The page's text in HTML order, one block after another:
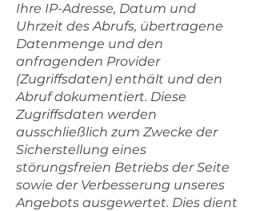
Ihre IP-Adresse, Datum und
Uhrzeit des Abrufs, übertragene
Datenmenge und den
anfragenden Provider
(Zugriffsdaten) enthält und den
Abruf dokumentiert. Diese
Zugriffsdaten werden
ausschließlich zum Zwecke der
Sicherstellung eines
störungsfreien Betriebs der Seite
sowie der Verbesserung unseres
Angebots ausgewertet. Dies dient